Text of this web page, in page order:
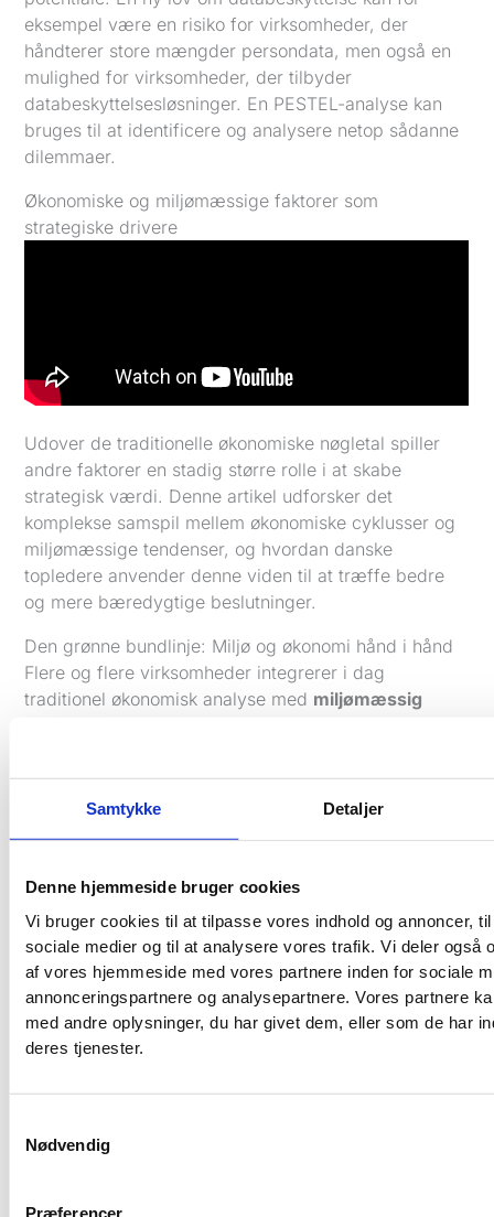
Samtykke Detaljer
Denne hjemmeside bruger cookies
Vi bruger cookies til at tilpasse vores indhold og annoncer,
sociale medier og til at analysere vores trafik. Vi deler også
af vores hjemmeside med vores partnere inden for sociale
annonceringspartnere og analysepartnere. Vores partnere
med andre oplysninger, du har givet dem, eller som de har
deres tjenester.
Nødvendig
Præferencer
eksempel være en risiko for virksomheder, der
håndterer store mængder persondata, men også en
mulighed for virksomheder, der tilbyder
databeskyttelsesløsninger. En PESTEL-analyse kan
bruges til at identificere og analysere netop sådanne
dilemmaer.
Økonomiske og miljømæssige faktorer som
strategiske drivere
Udover de traditionelle økonomiske nøgletal spiller
andre faktorer en stadig større rolle i at skabe
strategisk værdi. Denne artikel udforsker det
komplekse samspil mellem økonomiske cyklusser og
miljømæssige tendenser, og hvordan danske
topledere anvender denne viden til at træffe bedre
og mere bæredygtige beslutninger.
Den grønne bundlinje: Miljø og økonomi hånd i hånd
Flere og flere virksomheder integrerer i dag
traditionel økonomisk analyse med miljømæssig
præstation, både positivt og negativt. Investeringer i
grøn teknologi kan for eksempel føre til lavere
Omvendt kan manglende fokus på miljømæssige
risici, såsom klimaforandringer, medføre dyrebare
konsekvenser.
Virksomheder, der investerer i energieffektivisering,
er et konkret eksempel på dette. Ved at reducere
deres energiforbrug sparer de ikke kun penge, men
kunder, der værdsætter bæredygtighed.
Strategier for en bæredygtig fremtid